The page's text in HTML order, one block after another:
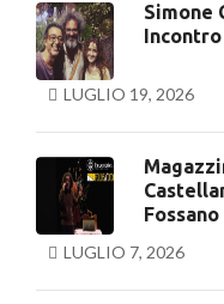
Simone
LUGLIO 19, 2026
Fossano
LUGLIO 7, 2026